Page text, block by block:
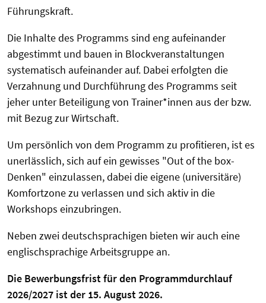
Führungskraft.
Die Inhalte des Programms sind eng aufeinander
abgestimmt und bauen in Blockveranstaltungen
systematisch aufeinander auf. Dabei erfolgten die
Verzahnung und Durchführung des Programms seit
jeher unter Beteiligung von Trainer*innen aus der bzw.
mit Bezug zur Wirtschaft.
Um persönlich von dem Programm zu profitieren, ist es
unerlässlich, sich auf ein gewisses "Out of the box-
Denken" einzulassen, dabei die eigene (universitäre)
Komfortzone zu verlassen und sich aktiv in die
Workshops einzubringen.
Neben zwei deutschsprachigen bieten wir auch eine
englischsprachige Arbeitsgruppe an.
Die Bewerbungsfrist für den Programmdurchlauf
2026/2027 ist der 15. August 2026.